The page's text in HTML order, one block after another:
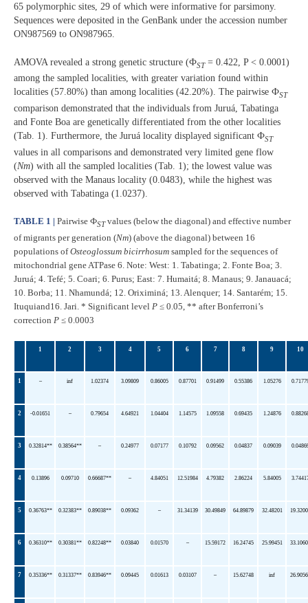
65 polymorphic sites, 29 of which were informative for parsimony.
Sequences were deposited in the GenBank under the accession number
ON987569 to ON987965.
AMOVA revealed a strong genetic structure (ФST= 0.422, P < 0.0001)
among the sampled localities, with greater variation found within
localities (57.80%) than among localities (42.20%). The pairwise ФST
comparison demonstrated that the individuals from Juruá, Tabatinga
and Fonte Boa are genetically differentiated from the other localities
(Tab. 1). Furthermore, the Juruá locality displayed significant ФST
values in all comparisons and demonstrated very limited gene flow
(Nm) with all the sampled localities (Tab. 1); the lowest value was
observed with the Manaus locality (0.0483), while the highest was
observed with Tabatinga (1.0237).
TABLE 1 | Pairwise ФSTvalues (below the diagonal) and effective number
of migrants per generation (Nm) (above the diagonal) between 16
populations ofOsteoglossum bicirrhosum sampled for the sequences of
mitochondrial gene ATPase 6. Note: West: 1. Tabatinga; 2. Fonte Boa; 3.
Juruá; 4. Tefé; 5. Coari; 6. Purus; East: 7. Humaitá; 8. Manaus; 9. Janauacá;
10. Borba; 11. Nhamundá; 12. Oriximiná; 13. Alenquer; 14. Santarém; 15.
Ituquiand16. Jari. * Significant level P ≤ 0.05, ** after Bonferroni’s
correction P ≤ 0.0003
1 2 3 4 5 6 7 8 9 10
1 – inf 1.02374 3.09809 0.86005 0.87701 0.91499 0.55386 1.05276
2 -0.01651 – 0.79654 4.64921 1.04404 1.14575 1.09558 0.69435 1.24876
3 0.32814** 0.38564** – 0.24977 0.07177 0.10792 0.09562 0.04837 0.09039
4 0.13896 0.09710 0.66687** – 4.84051 12.51984 4.79382 2.86224 5.84005
5 0.36763** 0.32383** 0.89038** 0.09362 – 31.34139 30.49849 64.89879 32.48201
6 0.36310** 0.30381** 0.82248** 0.03840 0.01570 – 15.59172 16.24745 25.99451
7 0.35336** 0.31337** 0.83946** 0.09445 0.01613 0.03107 – 15.62748 inf